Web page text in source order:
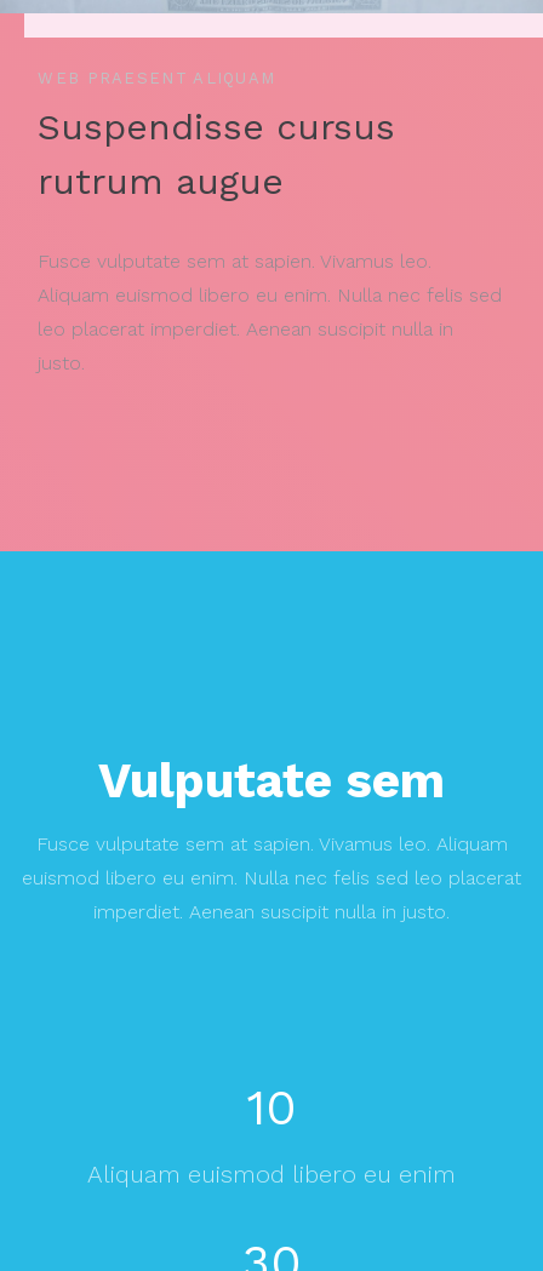
WEB PRAESENT ALIQUAM
Suspendisse cursus
rutrum augue
Fusce vulputate sem at sapien. Vivamus leo.
Aliquam euismod libero eu enim. Nulla nec felis sed
leo placerat imperdiet. Aenean suscipit nulla in
justo.
Vulputate sem
Fusce vulputate sem at sapien. Vivamus leo. Aliquam
euismod libero eu enim. Nulla nec felis sed leo placerat
imperdiet. Aenean suscipit nulla in justo.
10
Aliquam euismod libero eu enim